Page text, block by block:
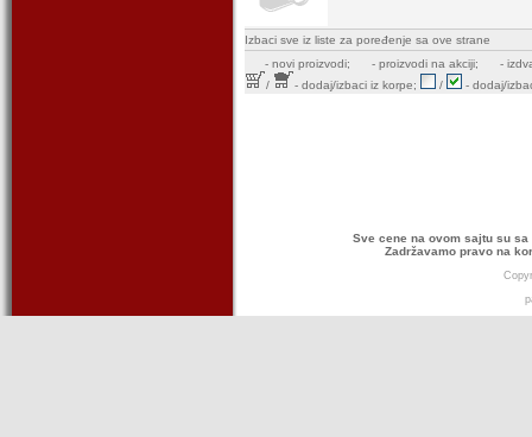
Izbaci sve iz liste za poređenje sa ove strane
- novi proizvodi; - proizvodi na akciji;
-
/
- dodaj/izbaci iz korpe; / - dodaj/
Sve cene na ovom sajtu su
Zadržavamo pravo na